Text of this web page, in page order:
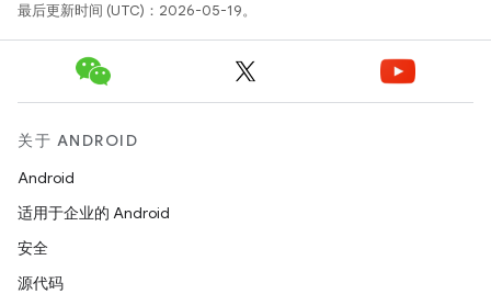
最后更新时间 (UTC)：2026-05-19。
关于 ANDROID
Android
适用于企业的 Android
安全
源代码